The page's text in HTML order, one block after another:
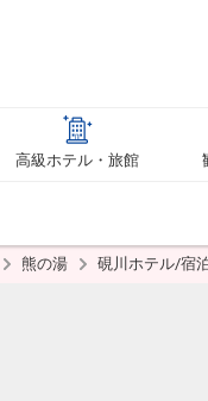
高級ホテル・旅館
熊の湯 硯川ホテル/宿